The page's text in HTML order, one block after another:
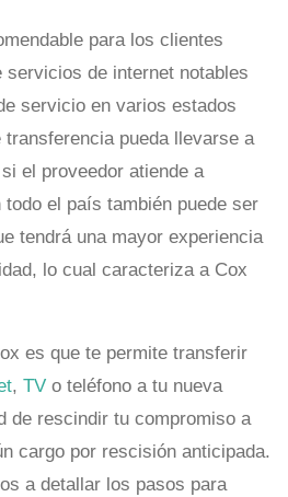
para los clientes
servicios de internet notables
servicio en varios estados
transferencia pueda llevarse a
el proveedor atiende a
el país también puede ser
tendrá una mayor experiencia
lo cual caracteriza a Cox
es que te permite transferir
, TV o teléfono a tu nueva
de rescindir tu compromiso a
cargo por rescisión anticipada.
a detallar los pasos para